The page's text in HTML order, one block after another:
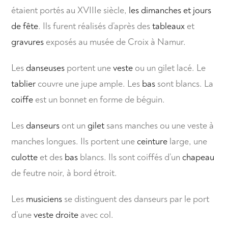
étaient portés au XVIIIe siècle, les dimanches et jours
de fête. Ils furent réalisés d’après destableaux et
gravures exposés au musée de Croix à Namur.
Les danseuses portent uneveste ou un gilet lacé. Le
tablier couvre une jupe ample. Les bas sont blancs. La
coiffe est un bonnet en forme de béguin.
Les danseurs ont un gilet sans manches ou une veste à
manches longues. Ils portent une ceinture large, une
culotte et des bas blancs. Ils sont coiffés d’un chapeau
de feutre noir, à bord étroit.
Les musiciens se distinguent des danseurs par le port
d’uneveste droite avec col.